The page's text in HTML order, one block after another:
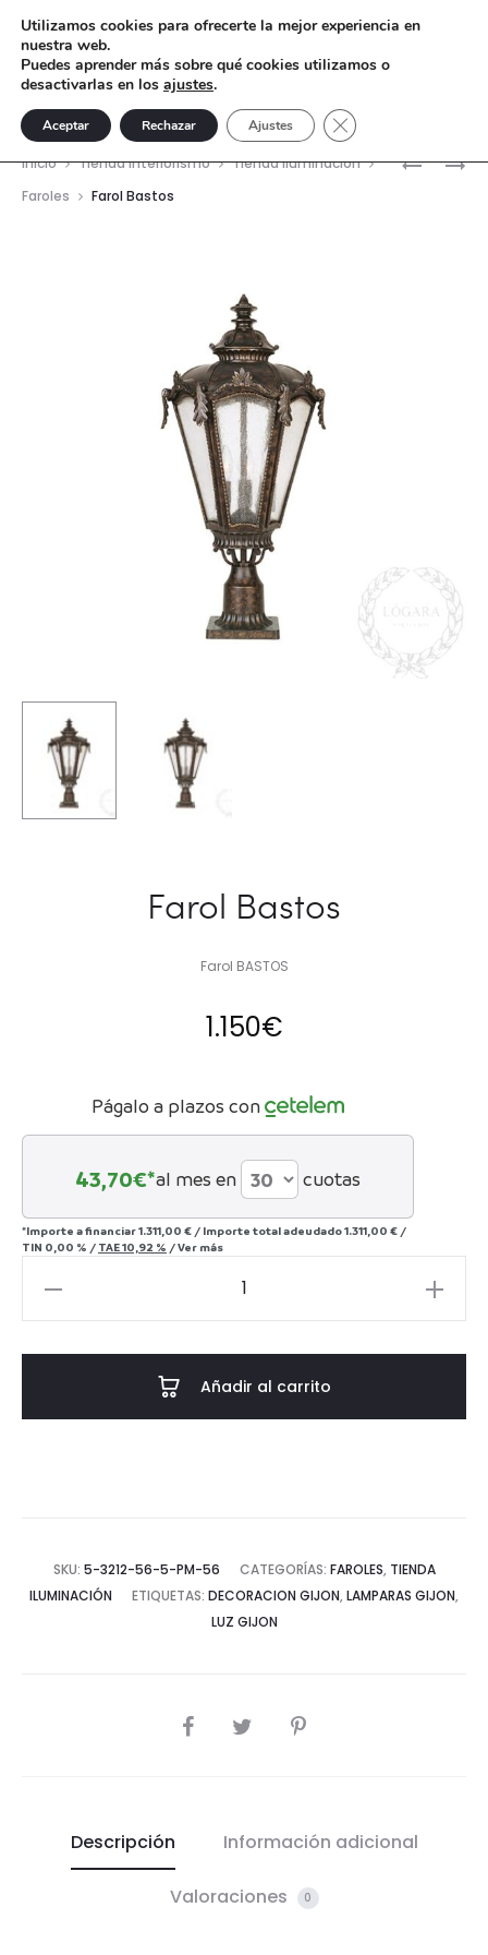
LÁMPARA
FAROL
Inicio Tienda interiorismo
Tienda Iluminación
Faroles
Farol Bastos
Farol Bastos
Farol BASTOS
1.150€
Págalo a plazos con
43,70€*al mes en cuotas
*Importe a financiar1.311,00 € / Importe total adeudado1.311,00 € /
TIN 0,00 % / TAE10,92 % /Ver más
Añadir al carrito
SKU: 5-3212-56-5-PM-56 CATEGORÍAS: FAROLES, TIENDA
ILUMINACIÓN
ETIQUETAS: DECORACION GIJON, LAMPARAS GIJON,
LUZ GIJON
COMPARTIR
Descripción Información adicional
Valoraciones 0
Utilizamos cookies para ofrecerte la mejor experiencia en
nuestra web.
Puedes aprender más sobre qué cookies utilizamos o
desactivarlas en los ajustes.
Aceptar Rechazar Ajustes Cerrar el banner de